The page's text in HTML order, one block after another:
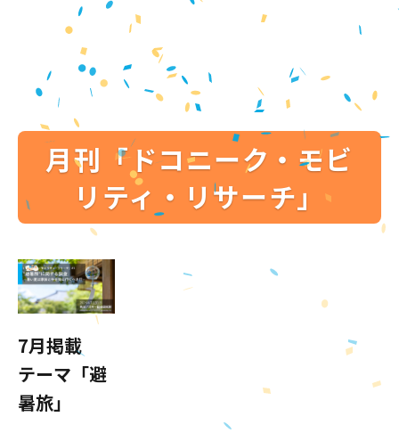
月刊「ドコニーク・モビ
リティ・リサーチ」
7月掲載
テーマ「避
暑旅」